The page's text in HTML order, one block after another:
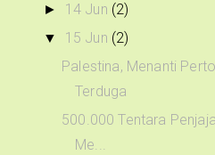
► 14 Jun (2)
▼ 15 Jun (2)
Palestina, Menanti
Terduga
500.000 Tentara
Me...